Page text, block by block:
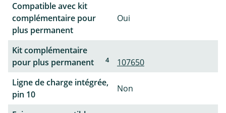
Compatible avec kit
complémentaire pour
plus permanent
Oui
Kit complémentaire
pour plus permanent
4
107650
Ligne de charge intégrée,
pin 10
Non